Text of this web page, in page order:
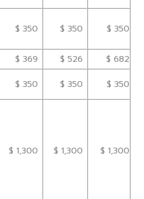
$ 350 $ 350 $ 350
$ 369 $ 526
$ 682
$ 350 $ 350
$ 350
$ 1,300 $ 1,300 $ 1,300